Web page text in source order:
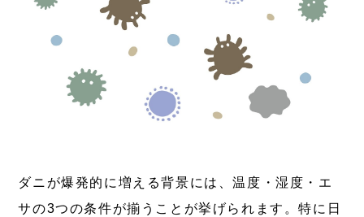
ダニが爆発的に増える背景には、温度・湿度・エ
サの3つの条件が揃うことが挙げられます。特に日